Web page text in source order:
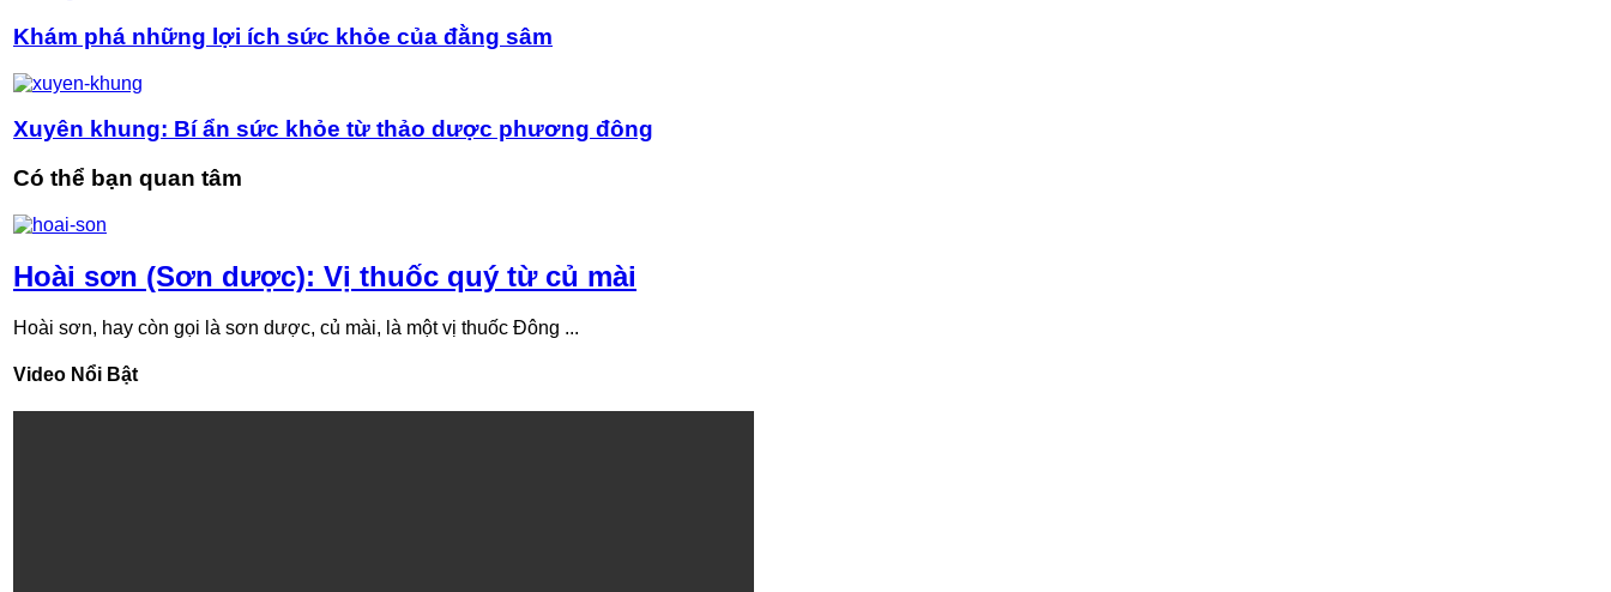
Khám phá những lợi ích sức khỏe của đằng sâm
Xuyên khung: Bí ẩn sức khỏe từ thảo dược phương đông
Có thể bạn quan tâm
Hoài sơn (Sơn dược): Vị thuốc quý từ củ mài
Hoài sơn, hay còn gọi là sơn dược, củ mài, là một vị thuốc Đông ...
Video Nổi Bật